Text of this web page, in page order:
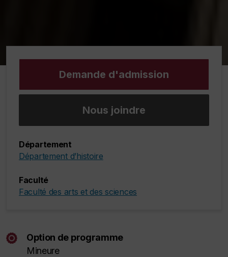
Demande d'admission
Nous joindre
Département
Département d’histoire
Faculté
Faculté des arts et des sciences
Option de programme
Mineure